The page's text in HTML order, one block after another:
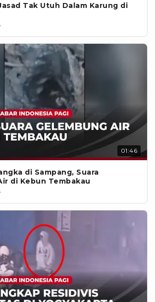
Tak Utuh Dalam Karung di
01:46
di Sampang, Suara
di Kebun Tembakau